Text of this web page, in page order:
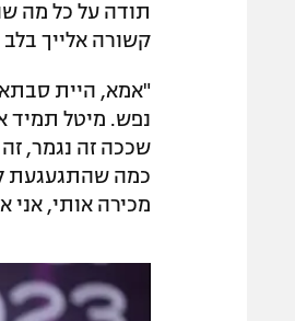
תודה על כל מה
קשורה אלייך בלב
"אמא, היית
נפש. מיטל תמיד
שככה זה נגמר,
כמה שהתגעגעת
מכירה אותי, אני